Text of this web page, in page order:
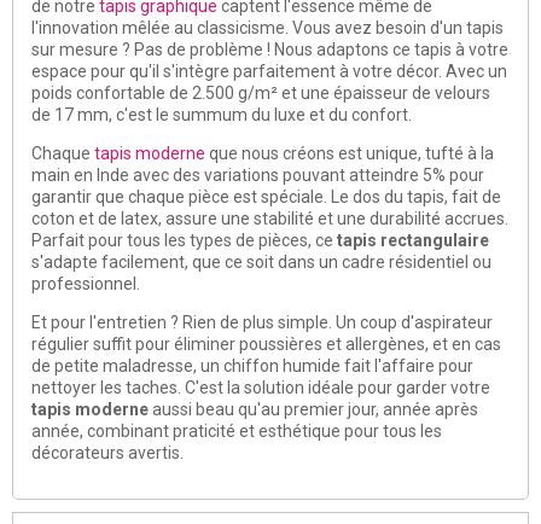
de notre tapis graphique captent l'essence même de
l'innovation mêlée au classicisme. Vous avez besoin d'un tapis
sur mesure ? Pas de problème ! Nous adaptons ce tapis à votre
espace pour qu'il s'intègre parfaitement à votre décor. Avec un
poids confortable de 2.500 g/m² et une épaisseur de velours
de 17 mm, c'est le summum du luxe et du confort.
Chaque tapis moderne que nous créons est unique, tufté à la
main en Inde avec des variations pouvant atteindre 5% pour
garantir que chaque pièce est spéciale. Le dos du tapis, fait de
coton et de latex, assure une stabilité et une durabilité accrues.
Parfait pour tous les types de pièces, ce tapis rectangulaire
s'adapte facilement, que ce soit dans un cadre résidentiel ou
professionnel.
Et pour l'entretien ? Rien de plus simple. Un coup d'aspirateur
régulier suffit pour éliminer poussières et allergènes, et en cas
de petite maladresse, un chiffon humide fait l'affaire pour
nettoyer les taches. C'est la solution idéale pour garder votre
tapis moderneaussi beau qu'au premier jour, année après
année, combinant praticité et esthétique pour tous les
décorateurs avertis.